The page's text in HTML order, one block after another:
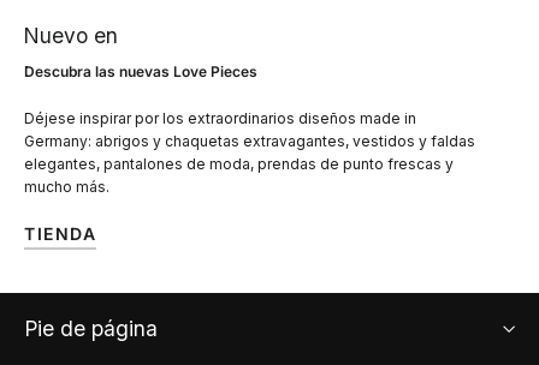
Nuevo en
Descubra las nuevas Love Pieces
Déjese inspirar por los extraordinarios diseños made in
Germany: abrigos y chaquetas extravagantes, vestidos y faldas
elegantes, pantalones de moda, prendas de punto frescas y
mucho más.
TIENDA
Pie de página